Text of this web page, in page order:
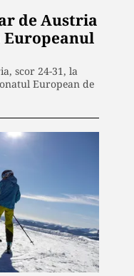
de Austria
scor 24-31, la
European de